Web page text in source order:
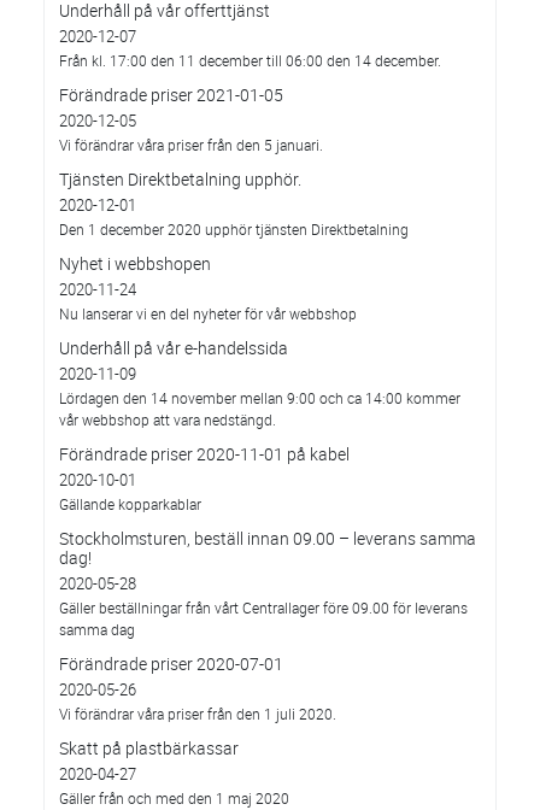
Underhåll på vår offerttjänst
2020-12-07
Från kl. 17:00 den 11 december till 06:00 den 14 december.
Förändrade priser 2021-01-05
2020-12-05
Vi förändrar våra priser från den 5 januari.
Tjänsten Direktbetalning upphör.
2020-12-01
Den 1 december 2020 upphör tjänsten Direktbetalning
Nyhet i webbshopen
2020-11-24
Nu lanserar vi en del nyheter för vår webbshop
Underhåll på vår e-handelssida
2020-11-09
Lördagen den 14 november mellan 9:00 och ca 14:00 kommer
vår webbshop att vara nedstängd.
Förändrade priser 2020-11-01 på kabel
2020-10-01
Gällande kopparkablar
Stockholmsturen, beställ innan 09.00 – leverans samma
dag!
2020-05-28
Gäller beställningar från vårt Centrallager före 09.00 för leverans
samma dag
Förändrade priser 2020-07-01
2020-05-26
Vi förändrar våra priser från den 1 juli 2020.
Skatt på plastbärkassar
2020-04-27
Gäller från och med den 1 maj 2020